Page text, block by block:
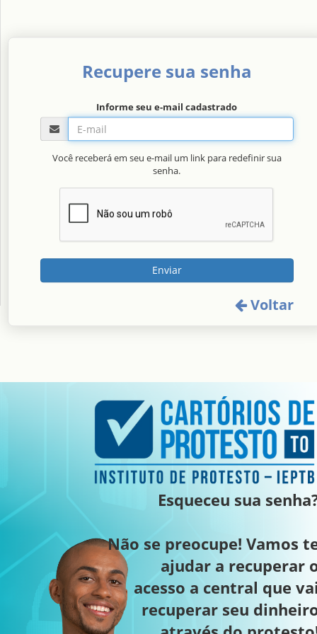
Esqueceu sua
Não se preocupe! Vamos
ajudar a recuperar
acesso a central que
recuperar seu
Recupere sua senha
Informe seu e-mail cadastrado
Você receberá em seu e-mail um link para redefinir sua
senha.
Enviar
Voltar